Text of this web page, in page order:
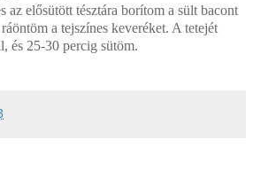
az elősütött tésztára borítom a sült bacont
a tejszínes keveréket. A tetejét
és 25-30 percig sütöm.